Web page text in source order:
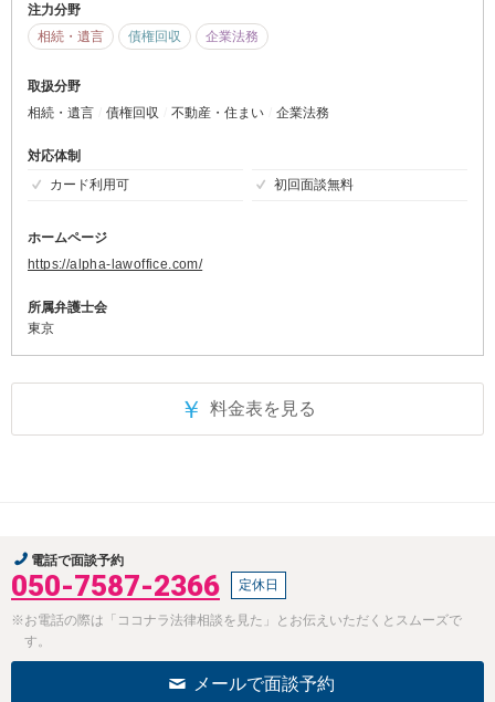
注力分野
相続・遺言
債権回収 企業法務
取扱分野
相続・遺言
債権回収 不動産・住まい 企業法務
対応体制
カード利用可
初回面談無料
ホームページ
https://alpha-lawoffice.com/
所属弁護士会
東京
￥ 料金表を見る
電話で面談予約
050-7587-2366 定休日
※お電話の際は「ココナラ法律相談を見た」とお伝えいただくとスムーズで
す。
メールで面談予約